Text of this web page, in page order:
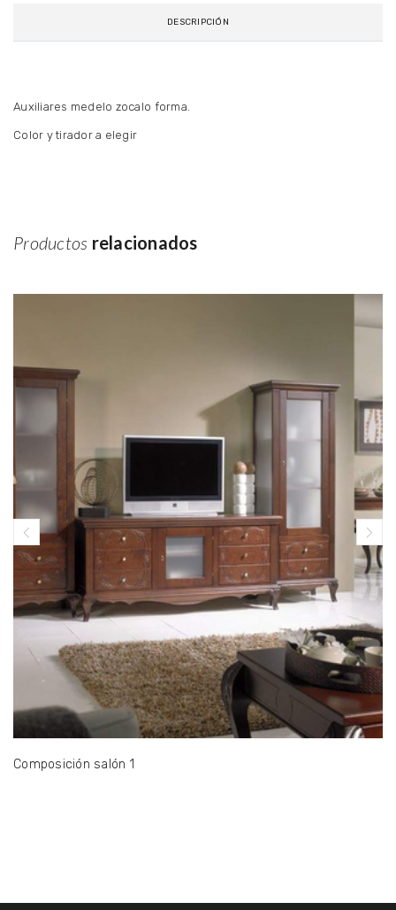
DESCRIPCIÓN
Auxiliares medelo zocalo forma.
Color y tirador a elegir
Productos relacionados
Composición salón 1